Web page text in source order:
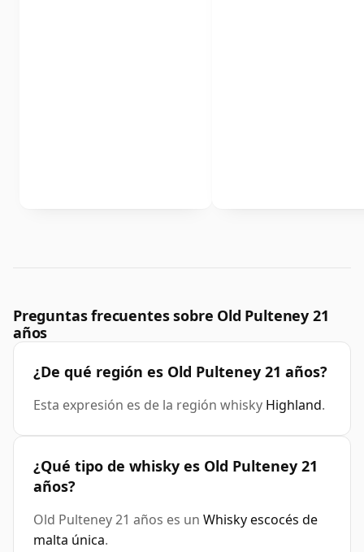
Preguntas frecuentes sobre Old Pulteney 21
años
¿De qué región es Old Pulteney 21 años?
Esta expresión es de la región whisky Highland.
¿Qué tipo de whisky es Old Pulteney 21
años?
Old Pulteney 21 años es un Whisky escocés de
malta única.